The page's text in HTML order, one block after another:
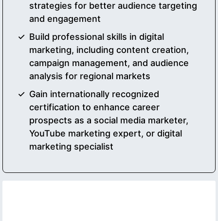
strategies for better audience targeting
and engagement
Build professional skills in digital
marketing, including content creation,
campaign management, and audience
analysis for regional markets
Gain internationally recognized
certification to enhance career
prospects as a social media marketer,
YouTube marketing expert, or digital
marketing specialist